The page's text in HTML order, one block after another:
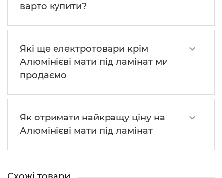
варто купити?
Які ще електротовари крім
Алюмінієві мати під ламінат ми
продаємо
Як отримати найкращу ціну на
Алюмінієві мати під ламінат